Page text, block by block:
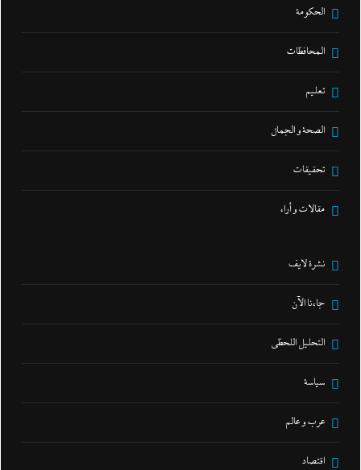
الحكومة
المحافظات
تعليم
الصحة و الجمال
تحقيقات
مقالات و أراء
نشرة لايف
جاءنا الآن
التحليل اللحظي
سياسة
عرب و عالم
اقتصاد